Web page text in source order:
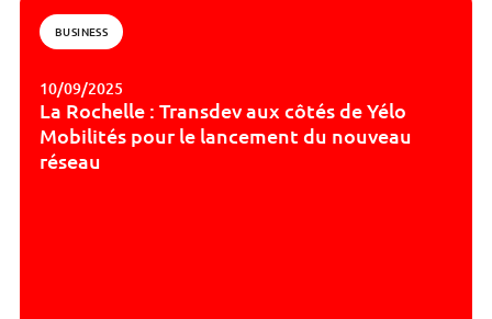
BUSINESS
10/09/2025
La Rochelle : Transdev aux côtés de Yélo
Mobilités pour le lancement du nouveau
réseau